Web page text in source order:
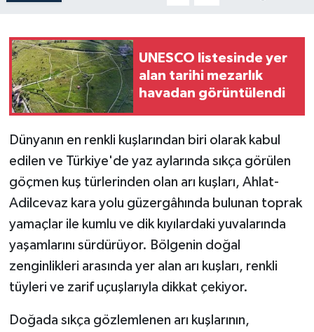
UNESCO listesinde yer
alan tarihi mezarlık
havadan görüntülendi
Dünyanın en renkli kuşlarından biri olarak kabul
edilen ve Türkiye'de yaz aylarında sıkça görülen
göçmen kuş türlerinden olan arı kuşları, Ahlat-
Adilcevaz kara yolu güzergâhında bulunan toprak
yamaçlar ile kumlu ve dik kıyılardaki yuvalarında
yaşamlarını sürdürüyor. Bölgenin doğal
zenginlikleri arasında yer alan arı kuşları, renkli
tüyleri ve zarif uçuşlarıyla dikkat çekiyor.
Doğada sıkça gözlemlenen arı kuşlarının,
Yaşam